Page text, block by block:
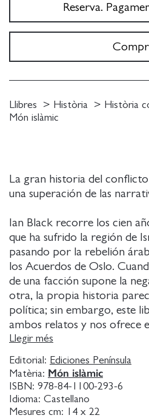
La gran historia del
una superación de las
Ian Black recorre los cien
que ha sufrido la región de
pasando por la rebelión
los Acuerdos de Oslo.
de una facción supone la
otra, la propia historia
política; sin embargo, este
ambos relatos y nos ofrece
objetivo y completo que se
fecha, con hitos que definen
condicionan el futuro del
de la era moderna.
Llegir més
Editorial: Ediciones Península
Matèria: Món islàmic
ISBN: 978-84-1100-293-6
Idioma: Castellano
Mesures cm:
14 x 22
Reserva.
Llibres Història Història
Món islàmic